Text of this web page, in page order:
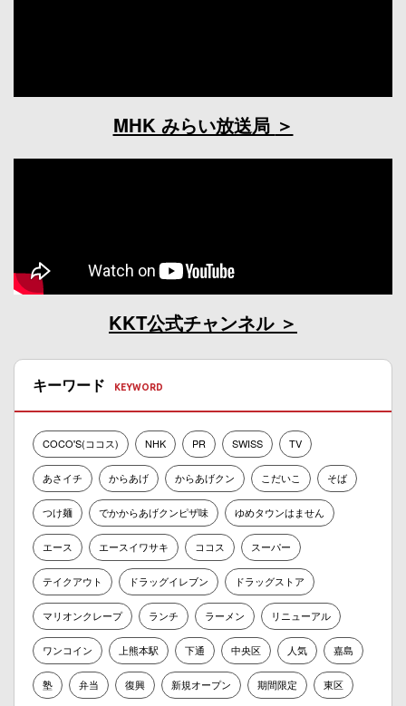
MHK みらい放送局
KKT公式チャンネル
キーワード
COCO'S(ココス) NHK PR SWISS TV
あさイチ からあげ からあげクン こだいこ そば
つけ麺 でかからあげクンピザ味 ゆめタウンはません
エース エースイワサキ ココス スーパー
テイクアウト ドラッグイレブン ドラッグストア
マリオンクレープ ランチ ラーメン リニューアル
ワンコイン 上熊本駅 下通 中央区 人気 嘉島
塾 弁当 復興 新規オープン 期間限定 東区